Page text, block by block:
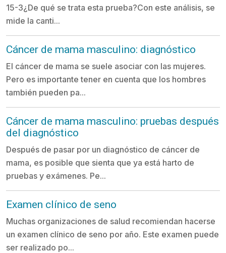
15-3¿De qué se trata esta prueba?Con este análisis, se
mide la canti...
Cáncer de mama masculino: diagnóstico
El cáncer de mama se suele asociar con las mujeres.
Pero es importante tener en cuenta que los hombres
también pueden pa...
Cáncer de mama masculino: pruebas después
del diagnóstico
Después de pasar por un diagnóstico de cáncer de
mama, es posible que sienta que ya está harto de
pruebas y exámenes. Pe...
Examen clínico de seno
Muchas organizaciones de salud recomiendan hacerse
un examen clínico de seno por año. Este examen puede
ser realizado po...